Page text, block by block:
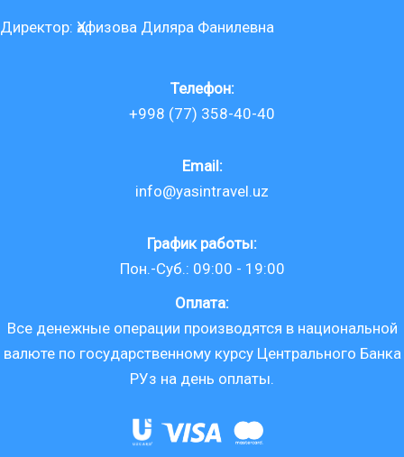
Директор: Ҳафизова Диляра Фанилевна
Телефон:
+998 (77) 358-40-40
Email:
info@yasintravel.uz
График работы:
Пон.-Суб.: 09:00 - 19:00
Оплата:
Все денежные операции производятся в национальной
валюте по государственному курсу Центрального Банка
РУз на день оплаты.